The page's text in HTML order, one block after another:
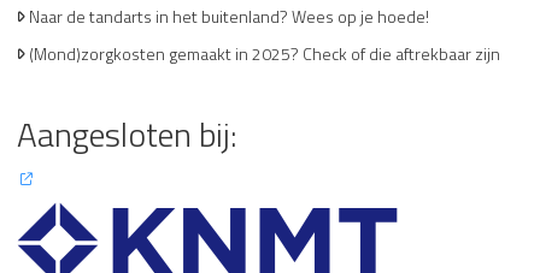
Naar de tandarts in het buitenland? Wees op je hoede!
(Mond)zorgkosten gemaakt in 2025? Check of die aftrekbaar zijn
Aangesloten bij: